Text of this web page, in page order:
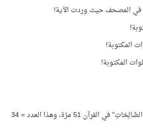
لقد وردت "آمَنُوا وَعَمِلُوا الصَّالِحَاتِ" في القرآن 51 مرّة، وهذا العدد = 34